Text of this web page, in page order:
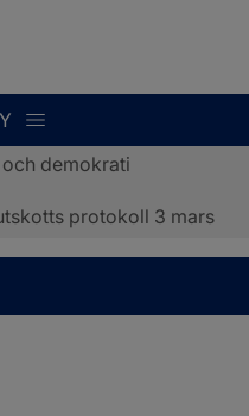
demokrati
protokoll 3 mars